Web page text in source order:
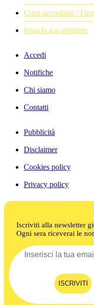
Corsi accreditati /
Invia la tua opinione
Accedi
Notifiche
Chi siamo
Contatti
Pubblicità
Disclaimer
Cookies policy
Privacy policy
Iscriviti alla newsletter
Ogni sera riceverai le
ISCRIVITI